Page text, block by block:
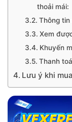
thoải mái:
Thông
Xem
Khuyến
Thanh
Lưu ý khi